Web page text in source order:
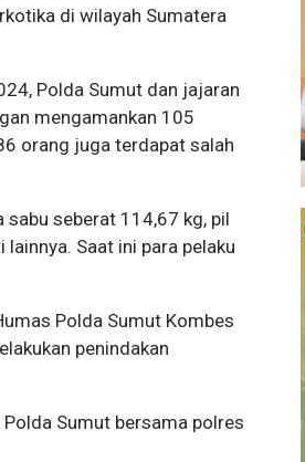
di wilayah Sumatera
Polda Sumut dan jajaran
mengamankan 105
orang juga terdapat salah
seberat 114,67 kg, pil
Saat ini para pelaku
Polda Sumut Kombes
penindakan
Sumut bersama polres